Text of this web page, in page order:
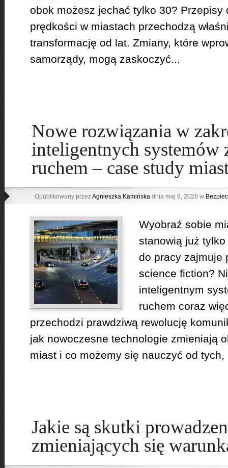
obok możesz jechać tylko 30? Przepisy
prędkości w miastach przechodzą
transformację od lat. Zmiany, które
samorządy, mogą zaskoczyć...
Nowe rozwiązania w
inteligentnych systemów
ruchem – case study
Opublikowany przezAgnieszka Kamińskadnia maj 9, 2026 w
Wyobraź sobie
stanowią już
do pracy zajmuje
science fiction?
inteligentnym
ruchem coraz
przechodzi prawdziwą rewolucję
jak nowoczesne technologie zmieniają
miast i co możemy się nauczyć od
Jakie są skutki
zmieniających się